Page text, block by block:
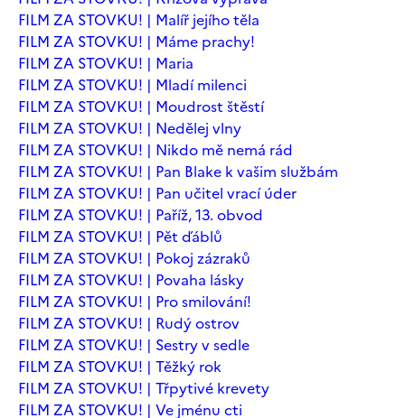
FILM ZA STOVKU! | Malíř jejího těla
FILM ZA STOVKU! | Máme prachy!
FILM ZA STOVKU! | Maria
FILM ZA STOVKU! | Mladí milenci
FILM ZA STOVKU! | Moudrost štěstí
FILM ZA STOVKU! | Nedělej vlny
FILM ZA STOVKU! | Nikdo mě nemá rád
FILM ZA STOVKU! | Pan Blake k vašim službám
FILM ZA STOVKU! | Pan učitel vrací úder
FILM ZA STOVKU! | Paříž, 13. obvod
FILM ZA STOVKU! | Pět ďáblů
FILM ZA STOVKU! | Pokoj zázraků
FILM ZA STOVKU! | Povaha lásky
FILM ZA STOVKU! | Pro smilování!
FILM ZA STOVKU! | Rudý ostrov
FILM ZA STOVKU! | Sestry v sedle
FILM ZA STOVKU! | Těžký rok
FILM ZA STOVKU! | Třpytivé krevety
FILM ZA STOVKU! | Ve jménu cti